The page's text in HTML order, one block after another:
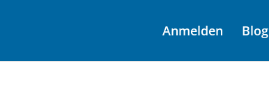
Anmelden Blog